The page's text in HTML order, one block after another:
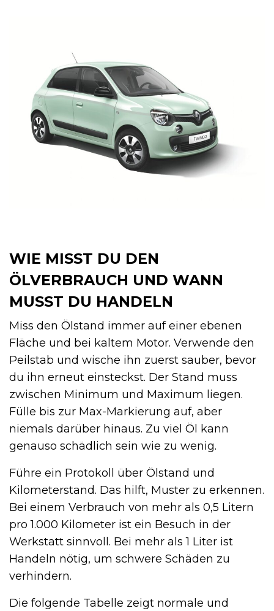
WIE MISST DU DEN
ÖLVERBRAUCH UND WANN
MUSST DU HANDELN
Miss den Ölstand immer auf einer ebenen
Fläche und bei kaltem Motor. Verwende den
Peilstab und wische ihn zuerst sauber, bevor
du ihn erneut einsteckst. Der Stand muss
zwischen Minimum und Maximum liegen.
Fülle bis zur Max-Markierung auf, aber
niemals darüber hinaus. Zu viel Öl kann
genauso schädlich sein wie zu wenig.
Führe ein Protokoll über Ölstand und
Kilometerstand. Das hilft, Muster zu erkennen.
Bei einem Verbrauch von mehr als 0,5 Litern
pro 1.000 Kilometer ist ein Besuch in der
Werkstatt sinnvoll. Bei mehr als 1 Liter ist
Handeln nötig, um schwere Schäden zu
verhindern.
Die folgende Tabelle zeigt normale und